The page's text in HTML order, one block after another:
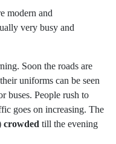
modern and
very busy and
Soon the roads are
uniforms can be seen
buses. People rush to
goes on increasing. The
crowded till the evening